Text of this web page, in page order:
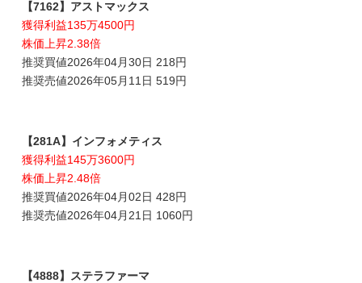
【7162】アストマックス
獲得利益135万4500円
株価上昇2.38倍
推奨買値2026年04月30日 218円
推奨売値2026年05月11日 519円
【281A】インフォメティス
獲得利益145万3600円
株価上昇2.48倍
推奨買値2026年04月02日 428円
推奨売値2026年04月21日 1060円
【4888】ステラファーマ